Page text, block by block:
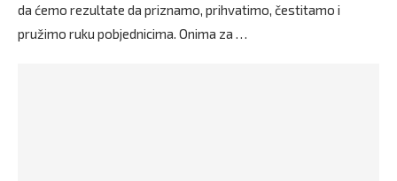
da ćemo rezultate da priznamo, prihvatimo, čestitamo i
pružimo ruku pobjednicima. Onima za …